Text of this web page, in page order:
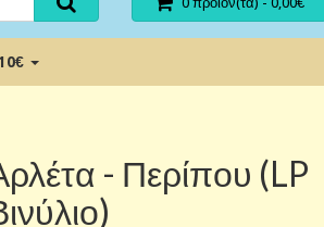
- Περίπου (LP